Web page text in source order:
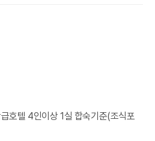
호텔 4인이상 1실 합숙기준(조식포